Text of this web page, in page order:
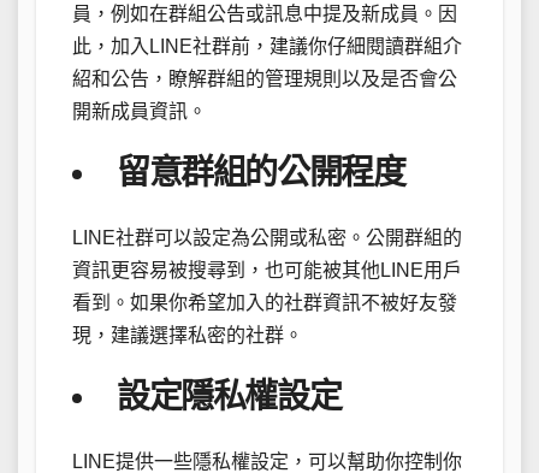
員，例如在群組公告或訊息中提及新成員。因
此，加入LINE社群前，建議你仔細閱讀群組介
紹和公告，瞭解群組的管理規則以及是否會公
開新成員資訊。
留意群組的公開程度
LINE社群可以設定為公開或私密。公開群組的
資訊更容易被搜尋到，也可能被其他LINE用戶
看到。如果你希望加入的社群資訊不被好友發
現，建議選擇私密的社群。
設定隱私權設定
LINE提供一些隱私權設定，可以幫助你控制你